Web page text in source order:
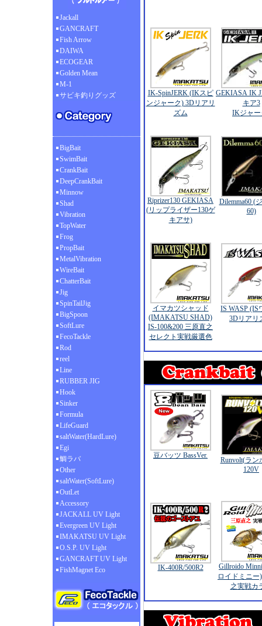
Jackall
GANCRAFT
Fish Arrow
DAIWA
ECOGEAR
Golden Mean
M-1
サビキ釣りグッズ
BigBait
SwimBait
CrankBait
DeepCrankBait
Minnow
Shad
Vibration
TopWater
Frog
PropBait
MetalVibration
WireBait
ChatterBait
Jig
SpinTailJig
BigSpoon
SoftLure
FecoTackle
Rod
reel
Line
RUBBER JIG
Hook
Sinker
Formula
LifeGuard
saltWater(HardLure)
Egi
鯛ラバ
Other
saltWater(SoftLure)
OutLet
Accessory
JACKALL UV Light
Evergreen UV Light
IMAKATSU UV Light
O.S.P. UV Light
GANCRAFT UV Light
FishMagnet Eco
IK-SpinJERK (IKスピ
ンジャーク) 3Dリアリ
ズム
GEKIASA IK
キア3
IKジャー
Riprizer130 GEKIASA
(リップライザー130ゲ
キアサ)
Dilemma60 (
60)
イマカツシャッド
(IMAKATSU SHAD)
IS-100&200 三原直之
セレクト実戦厳選色
IS WASP (IS
3Dリアリ
豆バッツ BassVer.
Runvolt(ラン
120V
IK-400R/500R2
Gillroido
ロイドミニー
之実戦カ